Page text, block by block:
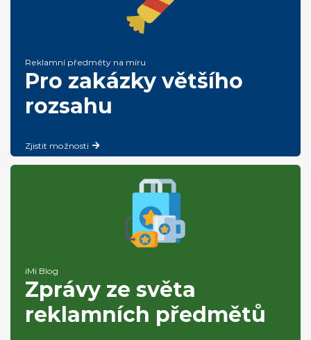
Reklamní předměty na míru
Pro zakázky většího
rozsahu
Zjistit možnosti
iMi Blog
Zprávy ze světa
reklamních předmětů